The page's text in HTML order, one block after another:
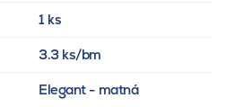
1 ks
3.3 ks/bm
Elegant - matná